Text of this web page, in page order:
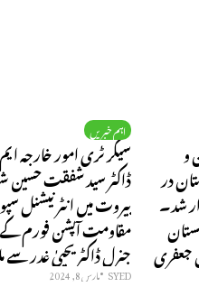
و
اساسی پاکستان در
شد۔
راجا عباس جعفری
اہم خبریں
سیکرٹری امور خارجہ
ڈاکٹر سید شفقت حسین
بیروت میں
مقاومت آپشن فورم
جنرل ڈاکٹر یحییٰ غدر
SYED مارس 8, 2024